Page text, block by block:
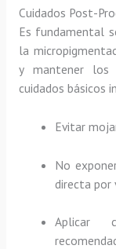
Cuidados Post-
Es fundamental
la
y mantener los
cuidados básicos
Evitar
No
directa por
Aplicar